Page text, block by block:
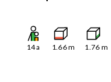
14a 1.66m 1.76 m